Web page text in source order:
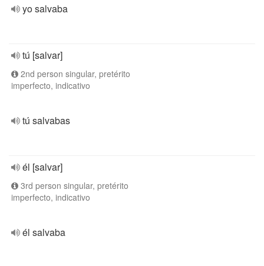
yo salvaba
tú [salvar]
2nd person singular, pretérito
imperfecto, indicativo
tú salvabas
él [salvar]
3rd person singular, pretérito
imperfecto, indicativo
él salvaba